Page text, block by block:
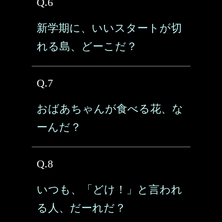
新学期に、いいスタートが切
れる島、どーこだ？
Q.7
おばあちゃんが食べる花、な
ーんだ？
Q.8
いつも、「どけ！」と言われ
る人、だーれだ？